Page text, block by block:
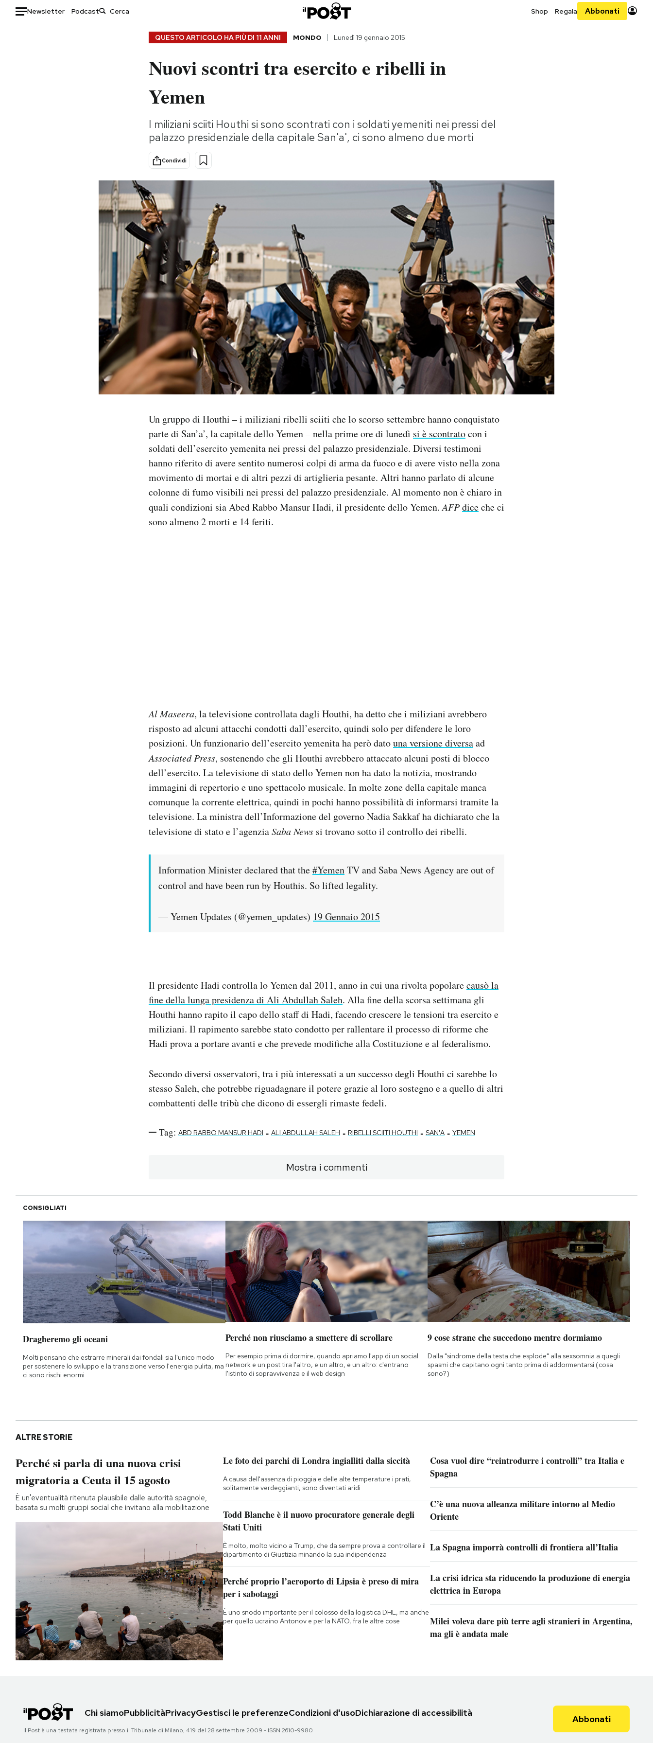
Newsletter Podcast Shop Regala Abbonati
Storie/Idee
Ok Boomer!
Altrecose
Mondiali calcio 2026
AREA PERSONALE
QUESTO ARTICOLO HA PIÙ DI 11 ANNI MONDO Lunedì 19 gennaio 2015
Nuovi scontri tra esercito e ribelli in
Yemen
I miliziani sciiti Houthi si sono scontrati con i soldati yemeniti nei pressi del
palazzo presidenziale della capitale San'a', ci sono almeno due morti
Condividi
Un gruppo di Houthi – i miliziani ribelli sciiti che lo scorso settembre hanno conquistato
parte di San’a’, la capitale dello Yemen – nella prime ore di lunedì si è scontratocon i
soldati dell’esercito yemenita nei pressi del palazzo presidenziale. Diversi testimoni
hanno riferito di avere sentito numerosi colpi di arma da fuoco e di avere visto nella zona
movimento di mortai e di altri pezzi di artiglieria pesante. Altri hanno parlato di alcune
colonne di fumo visibili nei pressi del palazzo presidenziale. Al momento non è chiaro in
quali condizioni sia Abed Rabbo Mansur Hadi, il presidente dello Yemen.AFPdiceche ci
sono almeno 2 morti e 14 feriti.
Al Maseera, la televisione controllata dagli Houthi, ha detto che i miliziani avrebbero
risposto ad alcuni attacchi condotti dall’esercito, quindi solo per difendere le loro
posizioni. Un funzionario dell’esercito yemenita ha però datouna versione diversaad
Associated Press, sostenendo che gli Houthi avrebbero attaccato alcuni posti di blocco
dell’esercito. La televisione di stato dello Yemen non ha dato la notizia, mostrando
immagini di repertorio e uno spettacolo musicale. In molte zone della capitale manca
comunque la corrente elettrica, quindi in pochi hanno possibilità di informarsi tramite la
televisione. La ministra dell’Informazione del governo Nadia Sakkaf ha dichiarato che la
televisione di stato e l’agenziaSaba News si trovano sotto il controllo dei ribelli.
Information Minister declared that the#YemenTV and Saba News Agency are out of
control and have been run by Houthis. So lifted legality.
— Yemen Updates (@yemen_updates) 19 Gennaio 2015
Il presidente Hadi controlla lo Yemen dal 2011, anno in cui una rivolta popolarecausò la
fine della lunga presidenza di Ali Abdullah Saleh. Alla fine della scorsa settimana gli
Houthi hanno rapito il capo dello staff di Hadi, facendo crescere le tensioni tra esercito e
miliziani. Il rapimento sarebbe stato condotto per rallentare il processo di riforme che
Hadi prova a portare avanti e che prevede modifiche alla Costituzione e al federalismo.
Secondo diversi osservatori, tra i più interessati a un successo degli Houthi ci sarebbe lo
stesso Saleh, che potrebbe riguadagnare il potere grazie al loro sostegno e a quello di altri
combattenti delle tribù che dicono di essergli rimaste fedeli.
Tag: ABD RABBO MANSUR HADI - ALI ABDULLAH SALEH - RIBELLI SCIITI HOUTHI - SAN'A - YEMEN
Mostra i commenti
CONSIGLIATI
Dragheremo gli oceani
Molti pensano che estrarre minerali dai fondali sia l'unico modo
per sostenere lo sviluppo e la transizione verso l'energia pulita, ma
ci sono rischi enormi
Perché non riusciamo a smettere di scrollare
Per esempio prima di dormire, quando apriamo l'app di un social
network e un post tira l'altro, e un altro, e un altro: c'entrano
l'istinto di sopravvivenza e il web design
9 cose strane che succedono mentre dormiamo
Dalla "sindrome della testa che esplode" alla sexsomnia a quegli
spasmi che capitano ogni tanto prima di addormentarsi (cosa
sono?)
ALTRE STORIE
Perché si parla di una nuova crisi
migratoria a Ceuta il 15 agosto
È un'eventualità ritenuta plausibile dalle autorità spagnole,
basata su molti gruppi social che invitano alla mobilitazione
Le foto dei parchi di Londra ingialliti dalla siccità
A causa dell'assenza di pioggia e delle alte temperature i prati,
solitamente verdeggianti, sono diventati aridi
Todd Blanche è il nuovo procuratore generale degli
Stati Uniti
È molto, molto vicino a Trump, che da sempre prova a controllare il
dipartimento di Giustizia minando la sua indipendenza
Perché proprio l’aeroporto di Lipsia è preso di mira
per i sabotaggi
È uno snodo importante per il colosso della logistica DHL, ma anche
per quello ucraino Antonov e per la NATO, fra le altre cose
Cosa vuol dire “reintrodurre i controlli” tra Italia e
Spagna
C’è una nuova alleanza militare intorno al Medio
Oriente
La Spagna imporrà controlli di frontiera all’Italia
La crisi idrica sta riducendo la produzione di energia
elettrica in Europa
Milei voleva dare più terre agli stranieri in Argentina,
ma gli è andata male
Chi siamoPubblicitàPrivacyGestisci le preferenzeCondizioni d'usoDichiarazione di accessibilità
Il Post è una testata registrata presso il Tribunale di Milano, 419 del 28 settembre 2009 - ISSN 2610-9980
Abbonati